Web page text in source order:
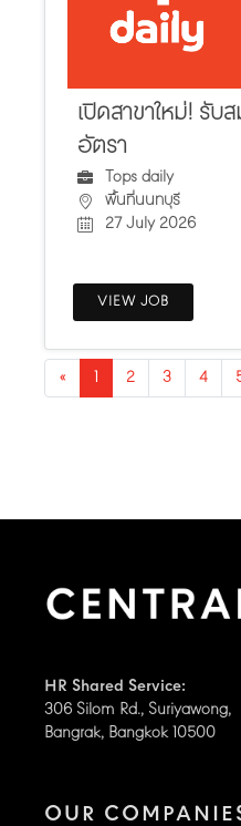
เปิดสาขาใหม่! รั
อัตรา
Tops daily
พื้นที่นนทบุรี
27 July 2026
VIEW JOB
«Previous
1 2 3 4
HR Shared Service:
306 Silom Rd., Suriyawong,
Bangrak, Bangkok 10500
OUR